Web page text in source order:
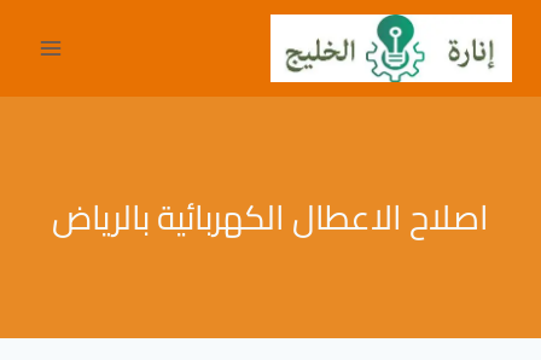
التجاوز
المحتوى
اصلاح الاعطال الكهربائية بالرياض